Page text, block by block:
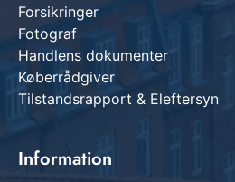
Forsikringer
Fotograf
Handlens dokumenter
Køberrådgiver
Tilstandsrapport & Eleftersyn
Information